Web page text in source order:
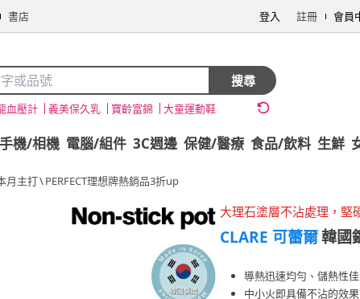
書店 登入 註冊 會員
搜尋
血壓計 義美保久乳 寶齡富錦 大童運動鞋
手機/相機 電腦/組件 3C週邊 保健/醫療 食品/飲料 生鮮
月主打\PERFECT理想牌熱銷品3折up
大理石塗層不沾處理，堅
CLARE 可蕾爾韓國
導熱迅速均勻、儲熱性佳
中小火即具備不沾的效果